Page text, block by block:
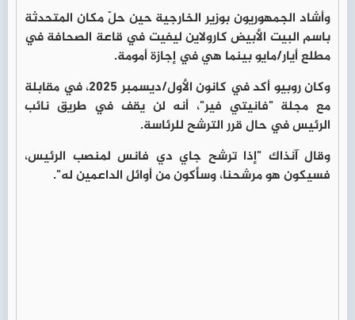
وأشاد الجمهوريون بوزير الخارجية حين حلّ مكان المتحدثة
باسم البيت الأبيض كارولاين ليفيت في قاعة الصحافة في
مطلع أيار/مايو بينما هي في إجازة أمومة.
وكان روبيو أكد في كانون الأول/ديسمبر 2025، في مقابلة
مع مجلة "فانيتي فير"، أنه لن يقف في طريق نائب
الرئيس في حال قرر الترشح للرئاسة.
وقال آنذاك "إذا ترشح جاي دي فانس لمنصب الرئيس،
فسيكون هو مرشحنا، وسأكون من أوائل الداعمين له".